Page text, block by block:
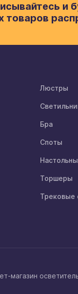
и
товаров
Люстры
Бра
Споты
Торшеры
Трековые
магазин